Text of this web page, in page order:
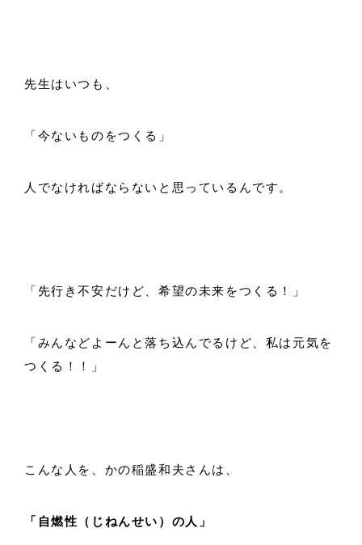
先生はいつも、
「今ないものをつくる」
人でなければならないと思っているんです。
「先行き不安だけど、希望の未来をつくる！」
「みんなどよーんと落ち込んでるけど、私は元気を
つくる！！」
こんな人を、かの稲盛和夫さんは、
「自燃性（じねんせい）の人」